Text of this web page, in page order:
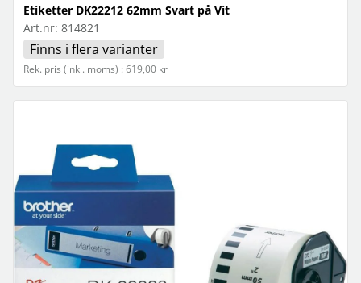
Etiketter DK22212 62mm Svart på Vit
Art.nr: 814821
Finns i flera varianter
Rek. pris (inkl. moms) : 619,00 kr